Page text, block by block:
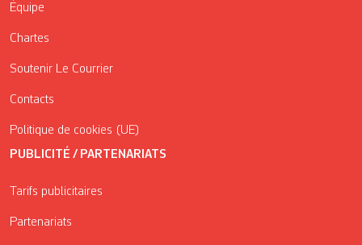
Équipe
Chartes
Soutenir Le Courrier
Contacts
Politique de cookies (UE)
PUBLICITÉ / PARTENARIATS
Tarifs publicitaires
Partenariats